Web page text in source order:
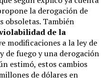
la derogación de
obsoletas. También
de la
modificaciones a la ley de
de fuego y una derogación
estimó, estos cambios
de dólares en